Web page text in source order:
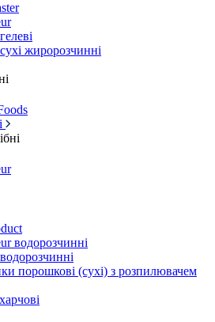
жиророзчинні
водорозчинні
порошкові (сухі) з розпилювачем